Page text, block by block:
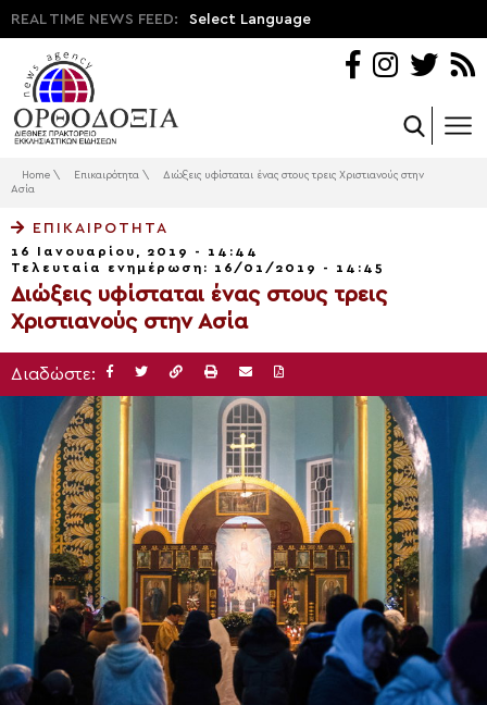
REAL TIME NEWS FEED: Select Language
Home \ Επικαιρότητα \
Διώξεις υφίσταται ένας στους τρεις Χριστιανούς στην
Ασία
ΕΠΙΚΑΙΡΌΤΗΤΑ
16 Ιανουαρίου, 2019 - 14:44
Τελευταία ενημέρωση: 16/01/2019 - 14:45
Διώξεις υφίσταται ένας στους τρεις
Χριστιανούς στην Ασία
Διαδώστε: